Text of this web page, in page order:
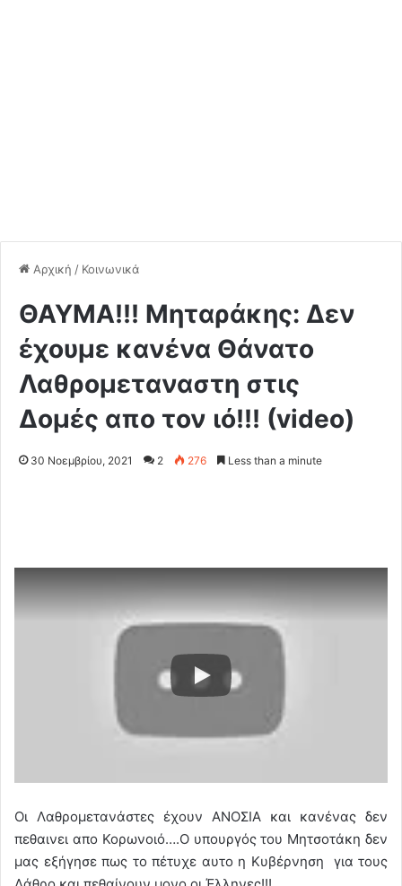
Αρχική / Κοινωνικά
ΘΑΥΜΑ!!! Μηταράκης: Δεν
έχουμε κανένα Θάνατο
Λαθρομεταναστη στις
Δομές απο τον ιό!!! (video)
30 Νοεμβρίου, 2021 2 276 Less than a minute
Οι Λαθρομετανάστες έχουν ΑΝΟΣΙΑ και κανένας δεν
πεθαινει απο Κορωνοιό….Ο υπουργός του Μητσοτάκη δεν
μας εξήγησε πως το πέτυχε αυτο η Κυβέρνηση για τους